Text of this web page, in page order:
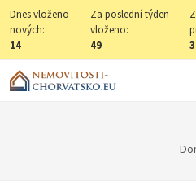
Dnes vloženo
nových:
14
Za poslední týden
vloženo:
49